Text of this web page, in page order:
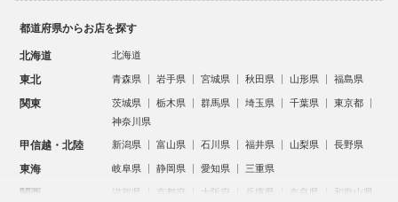
都道府県からお店を探す
北海道 北海道
東北 青森県 岩手県 宮城県 秋田県 山形県 福島県
関東 茨城県 栃木県 群馬県 埼玉県 千葉県
東京都
神奈川県
甲信越・北陸 新潟県 富山県 石川県 福井県 山梨県 長野県
東海 岐阜県 静岡県 愛知県 三重県
関西 滋賀県 京都府 大阪府 兵庫県 奈良県 和歌山県